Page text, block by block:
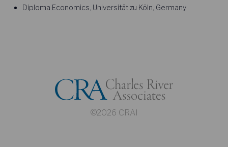
Diploma Economics, Universität zu Köln, Germany
©2026 CRAI